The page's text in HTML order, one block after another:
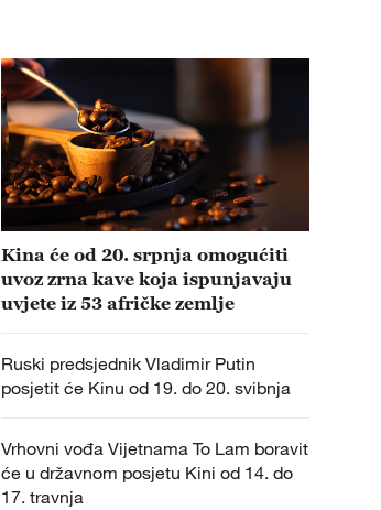
Kina će od 20. srpnja omogućiti
uvoz zrna kave koja ispunjavaju
uvjete iz 53 afričke zemlje
Ruski predsjednik Vladimir Putin
posjetit će Kinu od 19. do 20. svibnja
Vrhovni vođa Vijetnama To Lam boravit
će u državnom posjetu Kini od 14. do
17. travnja